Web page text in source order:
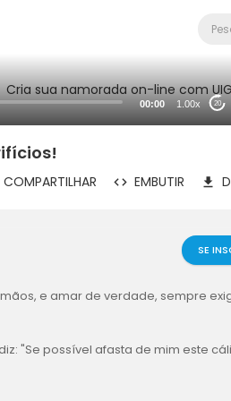
Cria sua namorada on-line com
00:00 1.00x 20
COMPARTILHAR EMBUTIR
SE
e amar de verdade, sempre
"Se possível afasta de mim este